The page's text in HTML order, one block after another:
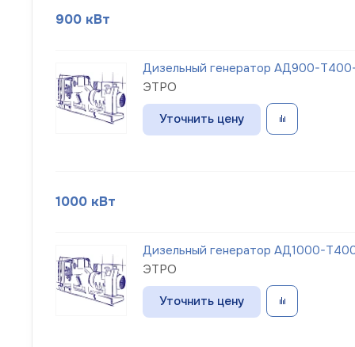
900 кВт
Дизельный генератор АД900-Т400-
ЭТРО
Уточнить цену
1000 кВт
Дизельный генератор АД1000-
ЭТРО
Уточнить цену